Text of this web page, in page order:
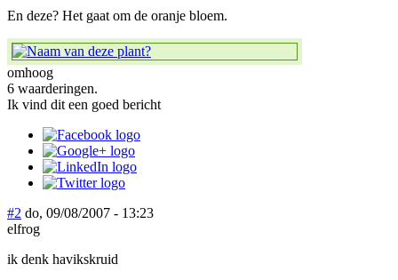
En deze? Het gaat om de oranje bloem.
omhoog
6 waarderingen.
Ik vind dit een goed bericht
#2 do, 09/08/2007 - 13:23
elfrog
ik denk havikskruid